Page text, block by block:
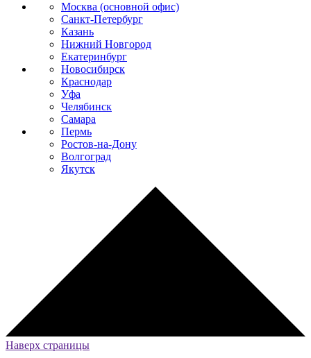
Москва (основной офис)
Санкт-Петербург
Казань
Нижний Новгород
Екатеринбург
Новосибирск
Краснодар
Уфа
Челябинск
Самара
Пермь
Ростов-на-Дону
Волгоград
Якутск
Наверх страницы